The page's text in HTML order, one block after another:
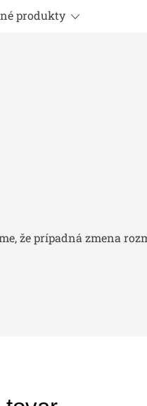
produkty
že prípadná zmena